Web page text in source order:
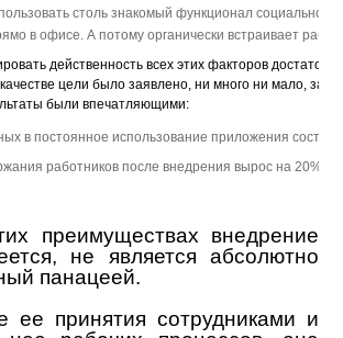
столь знакомый функционал
действенность всех этих факторов
цели было заявлено, ни много ни мало,
были впечатляющими:
в постоянное использование приложения
работников после внедрения вырос на 20%.
преимуществах внедрение
не является абсолютно
панацеей.
ее принятия сотрудниками и